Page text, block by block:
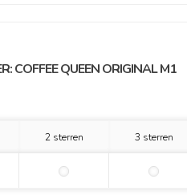
COFFEE QUEEN ORIGINAL M1
2 sterren 3 sterren